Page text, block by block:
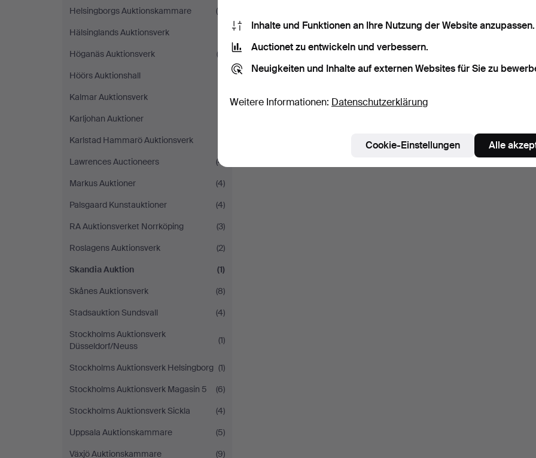
Helsingborgs Auktionskammare
(8)
Hälsinglands Auktionsverk
Höganäs Auktionsverk
(3)
Höörs Auktionshall
Kalmar Auktionsverk
Karljohan Auktioner
Karlstad Hammarö Auktionsverk
Lawrences Auctioneers
(4)
Markus Auktioner
(4)
Palsgaard Kunstauktioner
(4)
RA Auktionsverket Norrköping
(3)
Roslagens Auktionsverk
(2)
Skandia Auktion
(1)
Skånes Auktionsverk
(8)
Stadsauktion Sundsvall
(4)
Stockholms Auktionsverk
Düsseldorf/Neuss
(1)
Stockholms Auktionsverk Helsingborg (1)
Stockholms Auktionsverk Magasin 5
(6)
Stockholms Auktionsverk Sickla
(4)
Uppsala Auktionskammare
(5)
Växjö Auktionskammare
(9)
Inhalte und Funktionen an Ihre Nutzung der Website anzupassen.
Auctionet zu entwickeln und verbessern.
Neuigkeiten und Inhalte auf externen Websites für Sie zu
Weitere Informationen: Datenschutzerklärung
Cookie-Einstellungen Alle